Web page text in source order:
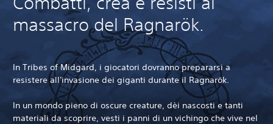
massacro del Ragnarök.
In Tribes of Midgard, i giocatori dovranno prepararsi a
resistere all'invasione dei giganti durante il Ragnarök.
In un mondo pieno di oscure creature, dèi nascosti e tanti
materiali da scoprire, vesti i panni di un vichingo che vive nel